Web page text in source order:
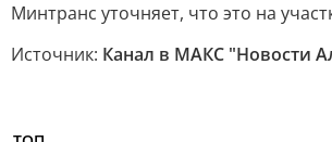
Минтранс уточняет, что это на
Источник: Канал в МАКС "Новости